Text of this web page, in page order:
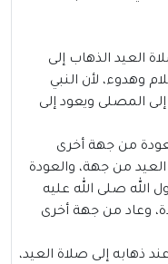
العيد الذهاب إلى
وهدوء، لأن النبي
المصلى ويعود إلى
من جهة أخرى
من جهة، والعودة
الله صلى الله عليه
وعاد من جهة أخرى
ذهابه إلى صلاة العيد،